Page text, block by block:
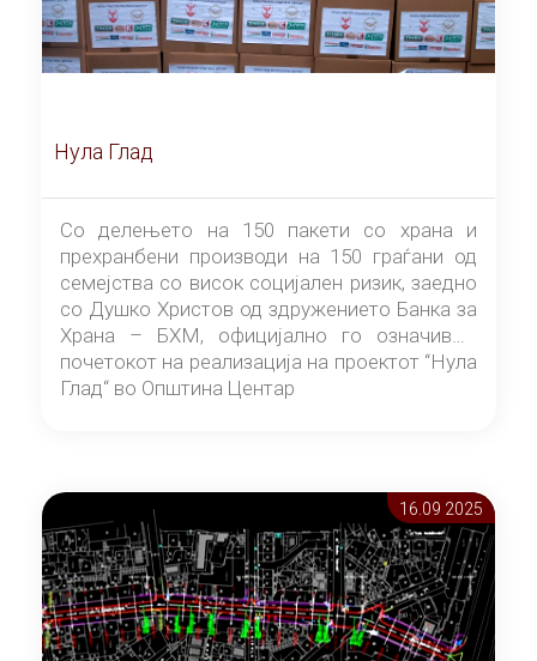
Нула Глад
Со делењето на 150 пакети со храна и
прехранбени производи на 150 граѓани од
семејства со висок социјален ризик, заедно
со Душко Христов од здружението Банка за
Храна – БХМ, официјално го означивме
почетокот на реализација на проектот “Нула
Глад“ во Општина Центар
16.09 2025